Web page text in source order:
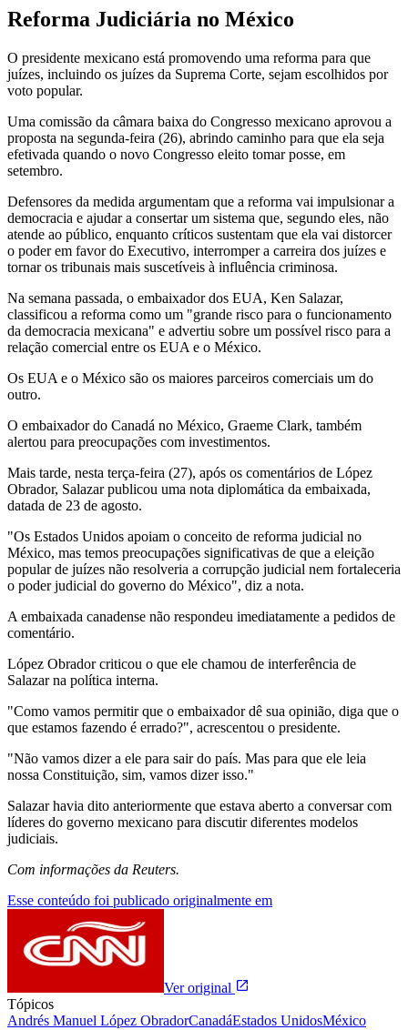
Reforma Judiciária no México
O presidente mexicano está promovendo uma reforma para que
juízes, incluindo os juízes da Suprema Corte, sejam escolhidos por
voto popular.
Uma comissão da câmara baixa do Congresso mexicano aprovou a
proposta na segunda-feira (26), abrindo caminho para que ela seja
efetivada quando o novo Congresso eleito tomar posse, em
setembro.
Defensores da medida argumentam que a reforma vai impulsionar a
democracia e ajudar a consertar um sistema que, segundo eles, não
atende ao público, enquanto críticos sustentam que ela vai distorcer
o poder em favor do Executivo, interromper a carreira dos juízes e
tornar os tribunais mais suscetíveis à influência criminosa.
Na semana passada, o embaixador dos EUA, Ken Salazar,
classificou a reforma como um "grande risco para o funcionamento
da democracia mexicana" e advertiu sobre um possível risco para a
relação comercial entre os EUA e o México.
Os EUA e o México são os maiores parceiros comerciais um do
outro.
O embaixador do Canadá no México, Graeme Clark, também
alertou para preocupações com investimentos.
Mais tarde, nesta terça-feira (27), após os comentários de López
Obrador, Salazar publicou uma nota diplomática da embaixada,
datada de 23 de agosto.
"Os Estados Unidos apoiam o conceito de reforma judicial no
México, mas temos preocupações significativas de que a eleição
popular de juízes não resolveria a corrupção judicial nem fortaleceria
o poder judicial do governo do México", diz a nota.
A embaixada canadense não respondeu imediatamente a pedidos de
comentário.
López Obrador criticou o que ele chamou de interferência de
Salazar na política interna.
"Como vamos permitir que o embaixador dê sua opinião, diga que o
que estamos fazendo é errado?", acrescentou o presidente.
"Não vamos dizer a ele para sair do país. Mas para que ele leia
nossa Constituição, sim, vamos dizer isso."
Salazar havia dito anteriormente que estava aberto a conversar com
líderes do governo mexicano para discutir diferentes modelos
judiciais.
Com informações da Reuters.
Esse conteúdo foi publicado originalmente em
Ver original
Tópicos
Andrés Manuel López ObradorCanadáEstados UnidosMéxico